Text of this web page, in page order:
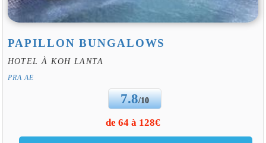
PAPILLON BUNGALOWS
HOTEL À KOH LANTA
PRA AE
7.8/10
de 64 à 128€